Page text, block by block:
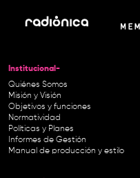
Institucional-
Quiénes Somos
Misión y Visión
Objetivos y funciones
Normatividad
Políticas y Planes
Informes de Gestión
Manual de producción y estilo